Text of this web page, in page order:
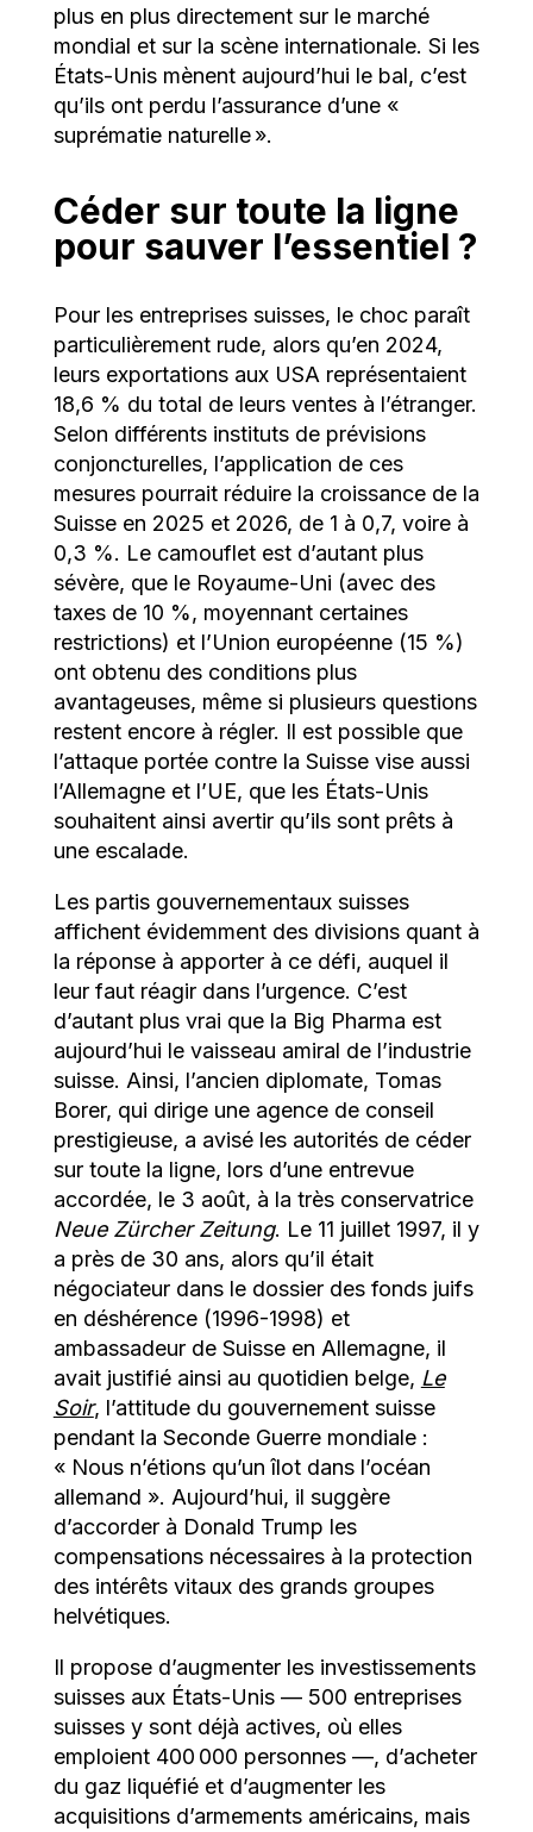
plus en plus directement sur le marché
mondial et sur la scène internationale. Si les
États-Unis mènent aujourd’hui le bal, c’est
qu’ils ont perdu l’assurance d’une «
suprématie naturelle ».
Céder sur toute la ligne
pour sauver l’essentiel ?
Pour les entreprises suisses, le choc paraît
particulièrement rude, alors qu’en 2024,
leurs exportations aux USA représentaient
18,6 % du total de leurs ventes à l’étranger.
Selon différents instituts de prévisions
conjoncturelles, l’application de ces
mesures pourrait réduire la croissance de la
Suisse en 2025 et 2026, de 1 à 0,7, voire à
0,3 %. Le camouflet est d’autant plus
sévère, que le Royaume-Uni (avec des
taxes de 10 %, moyennant certaines
restrictions) et l’Union européenne (15 %)
ont obtenu des conditions plus
avantageuses, même si plusieurs questions
restent encore à régler. Il est possible que
l’attaque portée contre la Suisse vise aussi
l’Allemagne et l’UE, que les États-Unis
souhaitent ainsi avertir qu’ils sont prêts à
une escalade.
Les partis gouvernementaux suisses
affichent évidemment des divisions quant à
la réponse à apporter à ce défi, auquel il
leur faut réagir dans l’urgence. C’est
d’autant plus vrai que la Big Pharma est
aujourd’hui le vaisseau amiral de l’industrie
suisse. Ainsi, l’ancien diplomate, Tomas
Borer, qui dirige une agence de conseil
prestigieuse, a avisé les autorités de céder
sur toute la ligne, lors d’une entrevue
accordée, le 3 août, à la très conservatrice
Neue Zürcher Zeitung. Le 11 juillet 1997, il y
a près de 30 ans, alors qu’il était
négociateur dans le dossier des fonds juifs
en déshérence (1996-1998) et
ambassadeur de Suisse en Allemagne, il
avait justifié ainsi au quotidien belge, Le
Soir, l’attitude du gouvernement suisse
pendant la Seconde Guerre mondiale :
« Nous n’étions qu’un îlot dans l’océan
allemand ». Aujourd’hui, il suggère
d’accorder à Donald Trump les
compensations nécessaires à la protection
des intérêts vitaux des grands groupes
helvétiques.
Il propose d’augmenter les investissements
suisses aux États-Unis — 500 entreprises
suisses y sont déjà actives, où elles
emploient 400 000 personnes —, d’acheter
du gaz liquéfié et d’augmenter les
acquisitions d’armements américains, mais